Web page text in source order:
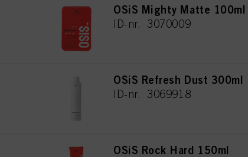
OSiS Mighty Matte 100ml
ID-nr. 3070009
OSiS Refresh Dust 300ml
ID-nr. 3069918
OSiS Rock Hard 150ml